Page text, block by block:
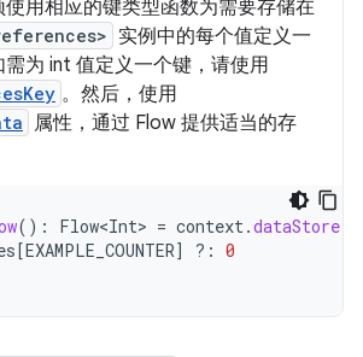
用相应的键类型函数为需要存储在
实例中的每个值定义一
为 int 值定义一个键，请使用
。然后，使用
属性，通过 Flow 提供适当的存
(): Flow<Int> = context.dataStore
[EXAMPLE_COUNTER] ?: 0